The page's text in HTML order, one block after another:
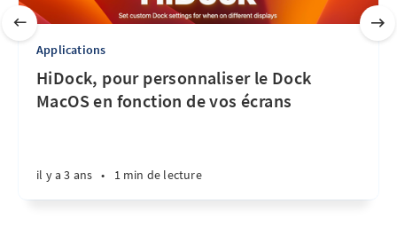
Applications
HiDock, pour personnaliser le Dock
MacOS en fonction de vos écrans
il y a 3 ans • 1 min de lecture